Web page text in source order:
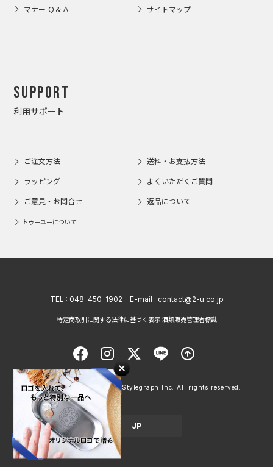
マナー Ｑ＆Ａ サイトマップ
Support
利用サポート
ご注文方法 送料・お支払方法
ラッピング よくいただくご質問
ご意見・お問合せ 返品について
トゥーユーについて
TEL : 048-450-1902 E-mail : contact@2-u.co.jp
特定商取引に関する法律に基づく表示 酒類販売管理者標識
Copyright © 1998 - 2026 Stylegraph Inc. All rights reserved.
JP